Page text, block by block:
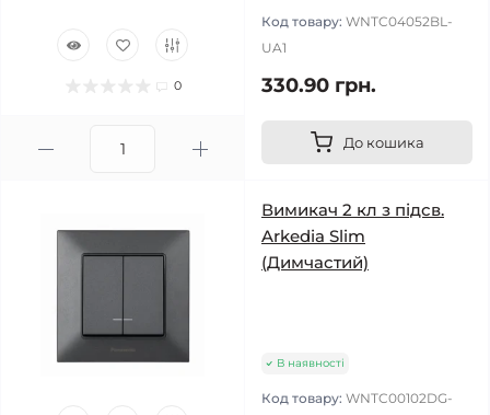
0
Код товару: WNTC04052BL-
UA1
330.90 грн.
До кошика
Вимикач 2 кл з підсв.
Arkedia Slim
(Димчастий)
В наявності
Код товару: WNTC00102DG-